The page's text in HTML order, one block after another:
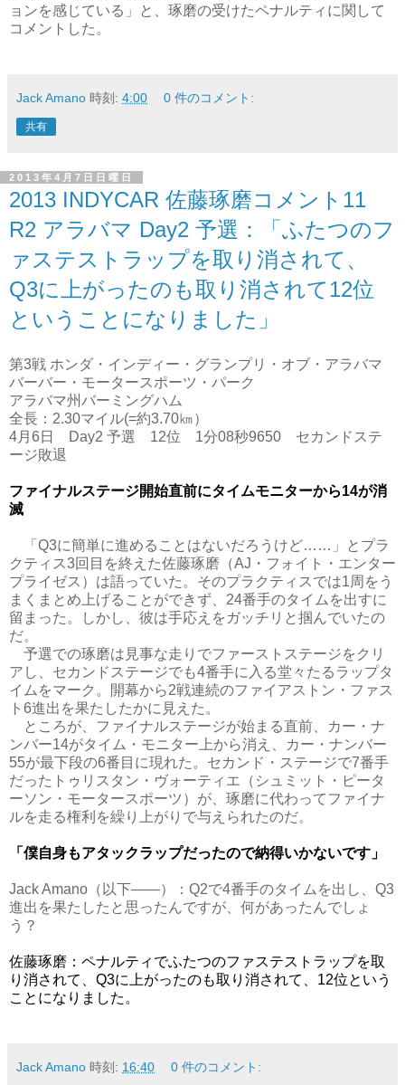
ョンを感じている」と、琢磨の受けたペナルティに関して
コメントした。
Jack Amano 時刻: 4:00 0 件のコメント:
共有
2013年4月7日日曜日
2013 INDYCAR 佐藤琢磨コメント11
R2 アラバマ Day2 予選：「ふたつのフ
ァステストラップを取り消されて、
Q3に上がったのも取り消されて12位
ということになりました」
第3戦 ホンダ・インディー・グランプリ・オブ・アラバマ
バーバー・モータースポーツ・パーク
アラバマ州バーミングハム
全長：2.30マイル(=約3.70㎞）
4月6日 Day2 予選 12位 1分08秒9650 セカンドステ
ージ敗退
ファイナルステージ開始直前にタイムモニターから14が消
滅
「Q3に簡単に進めることはないだろうけど……」とプラ
クティス3回目を終えた佐藤琢磨（AJ・フォイト・エンター
プライゼス）は語っていた。そのプラクティスでは1周をう
まくまとめ上げることができず、24番手のタイムを出すに
留まった。しかし、彼は手応えをガッチリと掴んでいたの
だ。
予選での琢磨は見事な走りでファーストステージをクリ
アし、セカンドステージでも4番手に入る堂々たるラップタ
イムをマーク。開幕から2戦連続のファイアストン・ファス
ト6進出を果たしたかに見えた。
ところが、ファイナルステージが始まる直前、カー・ナ
ンバー14がタイム・モニター上から消え、カー・ナンバー
55が最下段の6番目に現れた。セカンド・ステージで7番手
だったトゥリスタン・ヴォーティエ（シュミット・ピータ
ーソン・モータースポーツ）が、琢磨に代わってファイナ
ルを走る権利を繰り上がりで与えられたのだ。
「僕自身もアタックラップだったので納得いかないです」
Jack Amano（以下――）：Q2で4番手のタイムを出し、Q3
進出を果たしたと思ったんですが、何があったんでしょ
う？
佐藤琢磨：ペナルティでふたつのファステストラップを取
り消されて、Q3に上がったのも取り消されて、12位という
ことになりました。
Jack Amano 時刻: 16:40 0 件のコメント: